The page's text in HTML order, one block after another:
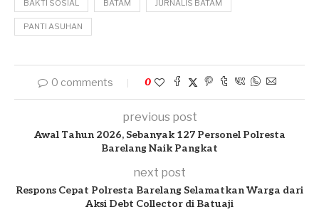
BAKTI SOSIAL BATAM JURNALIS BATAM
PANTI ASUHAN
0 comments 0
previous post
Awal Tahun 2026, Sebanyak 127 Personel Polresta
Barelang Naik Pangkat
next post
Respons Cepat Polresta Barelang Selamatkan Warga dari
Aksi Debt Collector di Batuaji